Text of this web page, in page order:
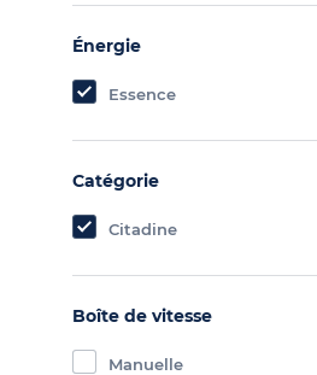
Énergie
Essence
Catégorie
Citadine
Boîte de vitesse
Manuelle